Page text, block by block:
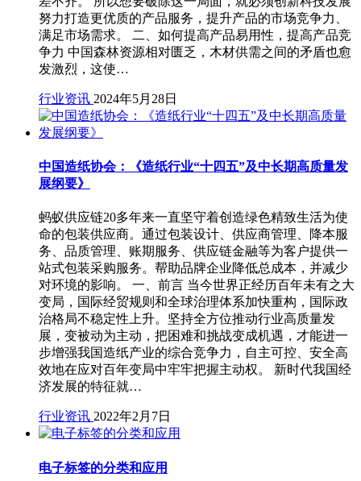
努力打造更优质的产品服务，提升产品的市场竞争力、
满足市场需求。 二、如何提高产品易用性，提高产品竞
争力 中国森林资源相对匮乏，木材供需之间的矛盾也愈
发激烈，这使…
行业资讯 2024年5月28日
中国造纸协会：《造纸行业“十四五”及中长期高质量发
展纲要》
蚂蚁供应链20多年来一直坚守着创造绿色精致生活为使
命的包装供应商。通过包装设计、供应商管理、降本服
务、品质管理、账期服务、供应链金融等为客户提供一
站式包装采购服务。帮助品牌企业降低总成本，并减少
对环境的影响。 一、前言 当今世界正经历百年未有之大
变局，国际经贸规则和全球治理体系加快重构，国际政
治格局不稳定性上升。坚持全方位推动行业高质量发
展，变被动为主动，把困难和挑战变成机遇，才能进一
步增强我国造纸产业的综合竞争力，自主可控、安全高
效地在应对百年变局中牢牢把握主动权。 新时代我国经
济发展的特征就…
行业资讯 2022年2月7日
电子标签的分类和应用